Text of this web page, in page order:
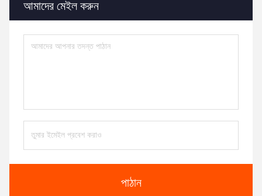
আমাদের মেইল ​​করুন
পাঠান